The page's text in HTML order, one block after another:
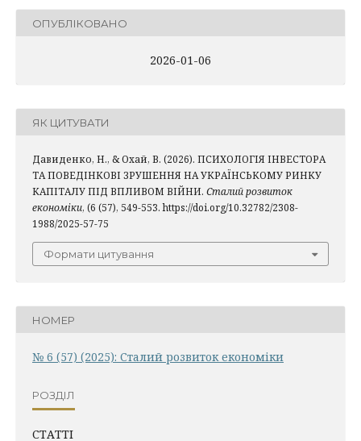
ОПУБЛІКОВАНО
2026-01-06
ЯК ЦИТУВАТИ
Давиденко, Н., & Охай, В. (2026). ПСИХОЛОГІЯ ІНВЕСТОРА
ТА ПОВЕДІНКОВІ ЗРУШЕННЯ НА УКРАЇНСЬКОМУ РИНКУ
КАПІТАЛУ ПІД ВПЛИВОМ ВІЙНИ. Сталий розвиток
економіки, (6 (57), 549-553. https://doi.org/10.32782/2308-
1988/2025-57-75
Формати цитування
НОМЕР
№ 6 (57) (2025): Сталий розвиток економіки
РОЗДІЛ
СТАТТІ